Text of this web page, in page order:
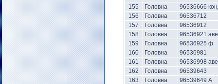
155
Головна
96536666
156
Головна
96536712
157
Головна
96536912
158
Головна
96536921
159
Головна
96536925 ф
160
Головна
96536981
161
Головна
96536998
162
Головна
96539643
163
Головна
96539649 А